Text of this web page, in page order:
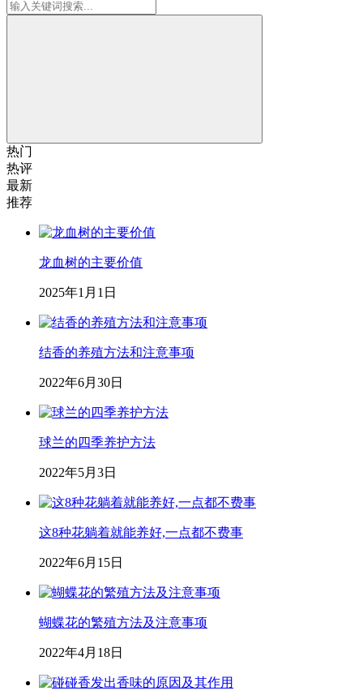
热门
热评
最新
推荐
龙血树的主要价值
2025年1月1日
结香的养殖方法和注意事项
2022年6月30日
球兰的四季养护方法
2022年5月3日
这8种花躺着就能养好,一点都不费事
2022年6月15日
蝴蝶花的繁殖方法及注意事项
2022年4月18日